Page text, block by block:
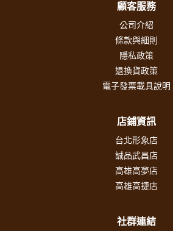
顧客服務
公司介紹
條款與細則
隱私政策
退換貨政策
電子發票載具說明
店鋪資訊
台北形象店
誠品武昌店
高雄高夢店
高雄高捷店
社群連結